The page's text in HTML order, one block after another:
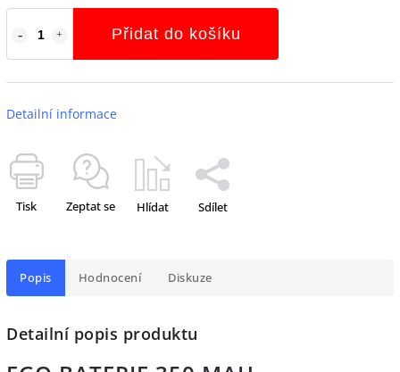
Přidat do košíku
Detailní informace
Tisk Zeptat se Hlídat Sdílet
Popis Hodnocení Diskuze
Detailní popis produktu